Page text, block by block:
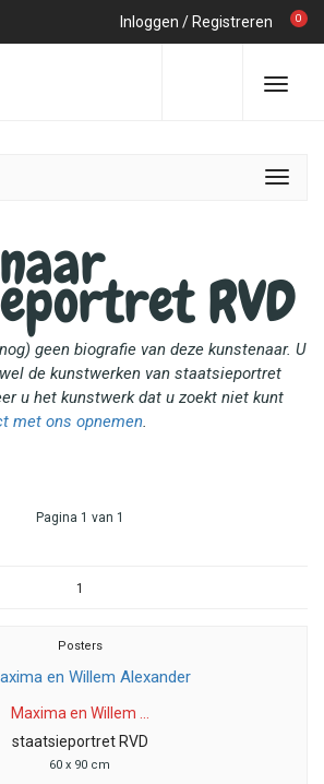
Inloggen / Registreren 0
RVD
geen biografie van deze kunstenaar. U
de kunstwerken van staatsieportret
u het kunstwerk dat u zoekt niet kunt
met ons opnemen.
Pagina 1 van 1
1
Posters
Maxima en Willem ...
staatsieportret RVD
60 x 90 cm